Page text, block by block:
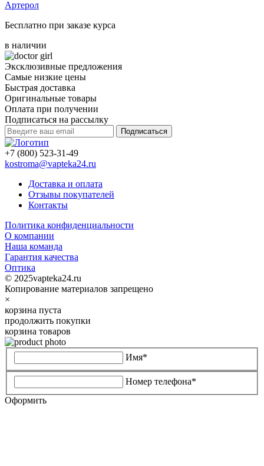
Артерол
Бесплатно при заказе курса
в наличии
Эксклюзивные предложения
Самые низкие цены
Быстрая доставка
Оригинальные товары
Оплата при получении
Подписаться на рассылку
Подписаться
+7 (800) 523-31-49
kostroma@vapteka24.ru
Доставка и оплата
Отзывы покупателей
Контакты
Политика конфиденциальности
О компании
Наша команда
Гарантия качества
Оптика
© 2025vapteka24.ru
Копирование материалов запрещено
×
корзина пуста
продолжить покупки
корзина товаров
Имя*
Номер телефона*
Оформить